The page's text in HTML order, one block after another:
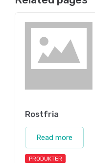
Rostfria
Read more
PRODUKTER